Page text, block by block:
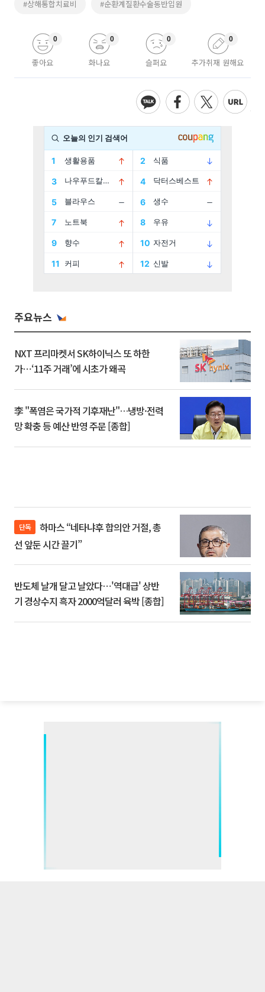
#상해통합치료비 #순환계질환수술동반입원
좋아요
0
화나요
0
슬퍼요
0
추가취재 원해요
0
주요뉴스
NXT 프리마켓서 SK하이닉스 또 하한
가⋯‘11주 거래’에 시초가 왜곡
李 "폭염은 국가적 기후재난"…냉방·전력
망 확충 등 예산 반영 주문 [종합]
단독
선 앞둔 시간 끌기”
반도체 날개 달고 날았다⋯'역대급' 상반
기 경상수지 흑자 2000억달러 육박 [종합]